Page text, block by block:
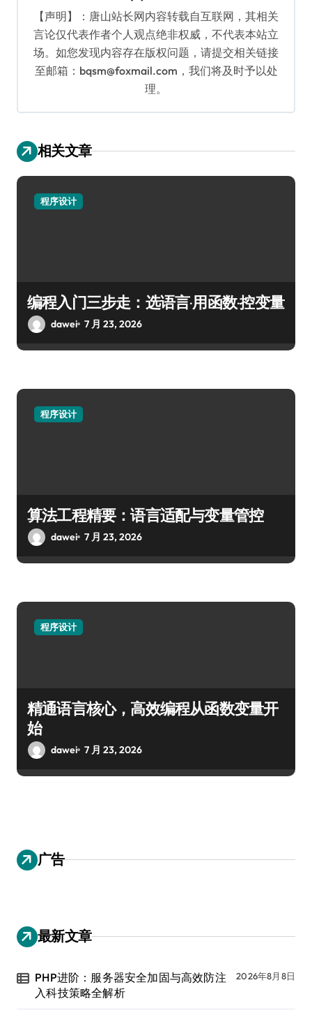
【声明】：唐山站长网内容转载自互联网，其相关
言论仅代表作者个人观点绝非权威，不代表本站立
场。如您发现内容存在版权问题，请提交相关链接
至邮箱：bqsm@foxmail.com，我们将及时予以处
理。
相关文章
程序设计
编程入门三步走：选语言·用函数·控变量
dawei 7 月 23, 2026
程序设计
算法工程精要：语言适配与变量管控
dawei 7 月 23, 2026
程序设计
精通语言核心，高效编程从函数变量开
始
dawei 7 月 23, 2026
广告
最新文章
PHP进阶：服务器安全加固与高效防注
入科技策略全解析
2026年8月8日